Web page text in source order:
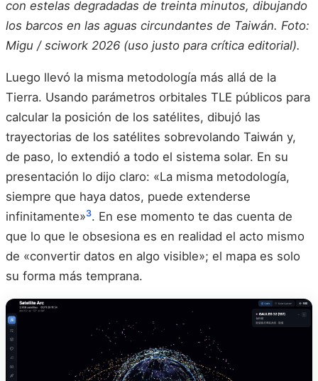
con estelas degradadas de treinta minutos, dibujando
los barcos en las aguas circundantes de Taiwán. Foto:
Migu / sciwork 2026 (uso justo para crítica editorial).
Luego llevó la misma metodología más allá de la
Tierra. Usando parámetros orbitales TLE públicos para
calcular la posición de los satélites, dibujó las
trayectorias de los satélites sobrevolando Taiwán y,
de paso, lo extendió a todo el sistema solar. En su
presentación lo dijo claro: «La misma metodología,
siempre que haya datos, puede extenderse
infinitamente»3. En ese momento te das cuenta de
que lo que le obsesiona es en realidad el acto mismo
de «convertir datos en algo visible»; el mapa es solo
su forma más temprana.